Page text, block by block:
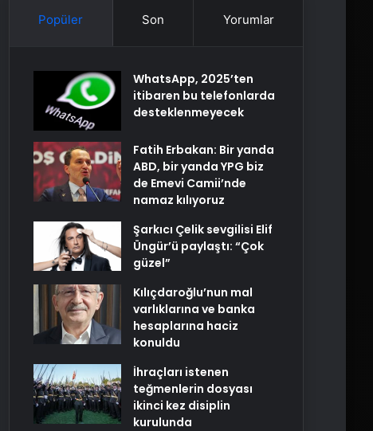
Popüler Son Yorumlar
WhatsApp, 2025’ten
itibaren bu telefonlarda
desteklenmeyecek
Fatih Erbakan: Bir yanda
ABD, bir yanda YPG biz
de Emevi Camii’nde
namaz kılıyoruz
Şarkıcı Çelik sevgilisi Elif
Üngür’ü paylaştı: “Çok
güzel”
Kılıçdaroğlu’nun mal
varlıklarına ve banka
hesaplarına haciz
konuldu
İhraçları istenen
teğmenlerin dosyası
ikinci kez disiplin
kurulunda